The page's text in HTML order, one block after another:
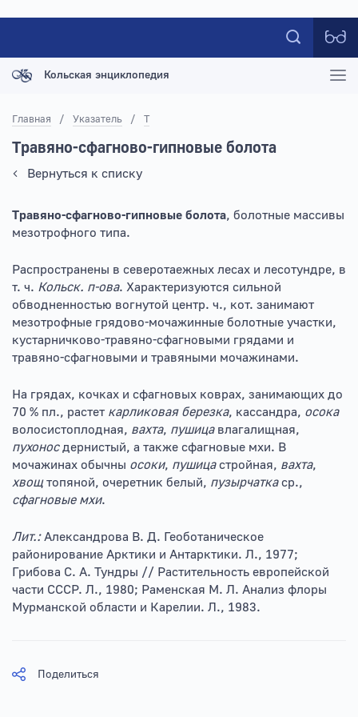
Кольская энциклопедия
Главная / Указатель / Т
Травяно-сфагново-гипновые болота
Вернуться к списку
Травяно-сфагново-гипновые болота, болотные массивы
мезотрофного типа.
Распространены в северотаежных лесах и лесотундре, в
т. ч. Кольск. п-ова. Характеризуются сильной
обводненностью вогнутой центр. ч., кот. занимают
мезотрофные грядово-мочажинные болотные участки,
кустарничково-травяно-сфагновыми грядами и
травяно-сфагновыми и травяными мочажинами.
На грядах, кочках и сфагновых коврах, занимающих до
70 % пл., растет карликовая березка, кассандра, осока
волосистоплодная, вахта, пушица влагалищная,
пухоносдернистый, а также сфагновые мхи. В
мочажинах обычны осоки, пушицастройная, вахта,
хвощтопяной, очеретник белый, пузырчаткаср.,
сфагновые мхи.
Лит.:Александрова В. Д. Геоботаническое
районирование Арктики и Антарктики. Л., 1977;
Грибова С. А. Тундры // Растительность европейской
части СССР. Л., 1980; Раменская М. Л. Анализ флоры
Мурманской области и Карелии. Л., 1983.
Поделиться